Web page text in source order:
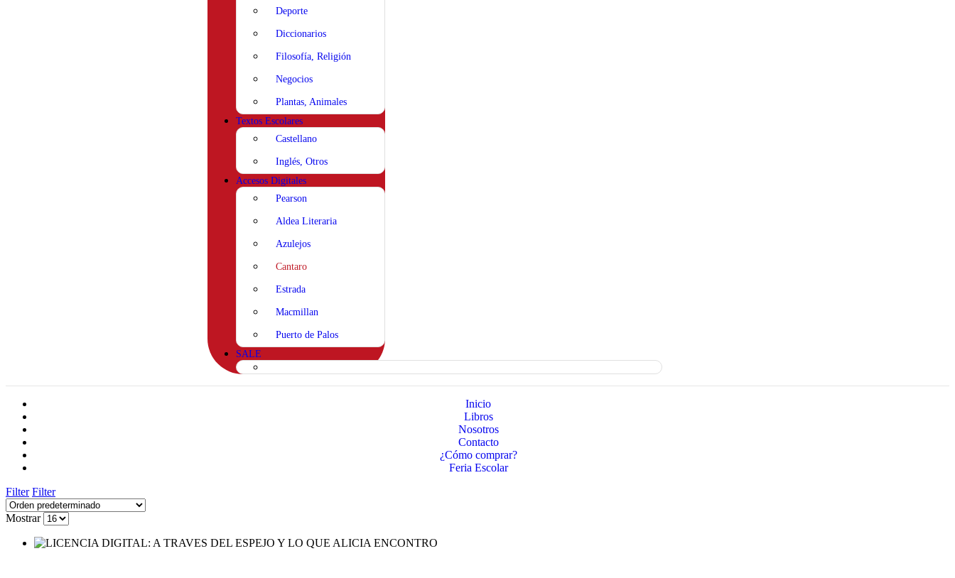
Deporte
Diccionarios
Filosofía, Religión
Negocios
Plantas, Animales
Textos Escolares
Castellano
Inglés, Otros
Accesos Digitales
Pearson
Aldea Literaria
Azulejos
Cantaro
Estrada
Macmillan
Puerto de Palos
SALE
Inicio
Libros
Nosotros
Contacto
¿Cómo comprar?
Feria Escolar
Filter Filter
Mostrar